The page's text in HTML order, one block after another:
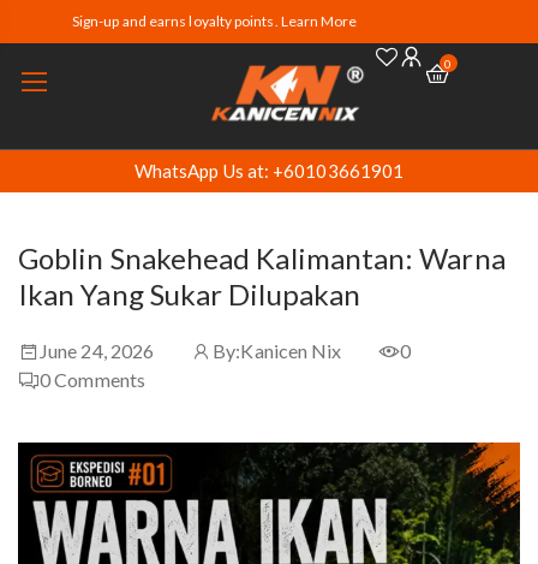
Sign-up and earns loyalty points. Learn More
0
WhatsApp Us at: +60103661901
Goblin Snakehead Kalimantan: Warna
Ikan Yang Sukar Dilupakan
June 24, 2026 By:Kanicen Nix
0
0Comments